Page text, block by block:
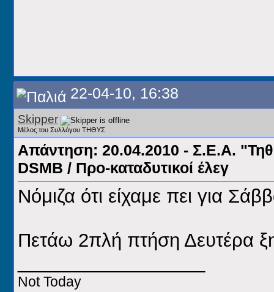
22-04-10, 16:38
Skipper
Μέλος του Συλλόγου ΤΗΘΥΣ
Απάντηση: 20.04.2010 - Σ.Ε.Α.
DSMB / Προ-καταδυτικοί έλεγ
Νόμιζα ότι είχαμε πει για
Πετάω 2πλή πτήση Δευτέρα
Not Today